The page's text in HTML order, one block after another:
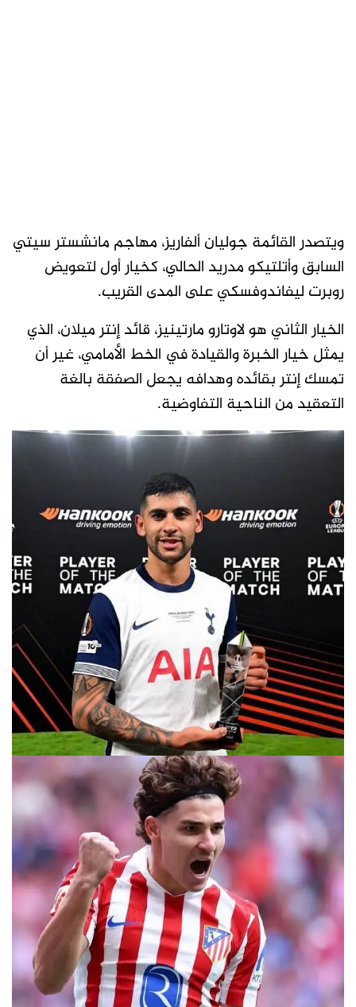
ويتصدر القائمة جوليان ألفاريز، مهاجم مانشستر سيتي
السابق وأتلتيكو مدريد الحالي، كخيار أول لتعويض
روبرت ليفاندوفسكي على المدى القريب.
الخيار الثاني هو لاوتارو مارتينيز، قائد إنتر ميلان، الذي
يمثل خيار الخبرة والقيادة في الخط الأمامي، غير أن
تمسك إنتر بقائده وهدافه يجعل الصفقة بالغة
التعقيد من الناحية التفاوضية.